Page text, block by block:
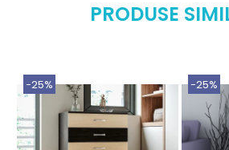
PRODUSE
-25% -25%